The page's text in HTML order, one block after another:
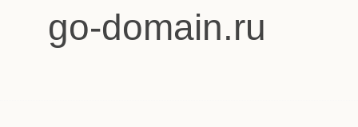
go-domain.ru